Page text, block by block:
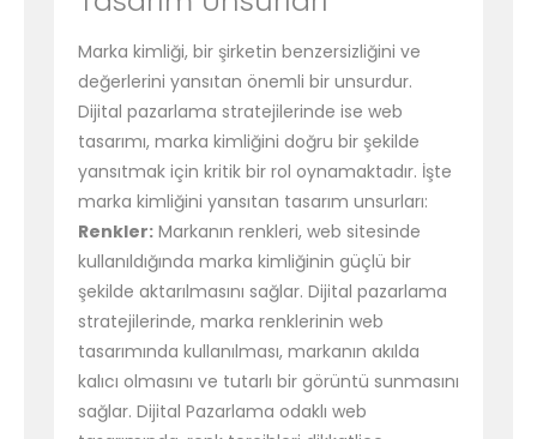
Marka kimliği, bir şirketin benzersizliğini ve
değerlerini yansıtan önemli bir unsurdur.
Dijital pazarlama stratejilerinde ise web
tasarımı, marka kimliğini doğru bir şekilde
yansıtmak için kritik bir rol oynamaktadır. İşte
marka kimliğini yansıtan tasarım unsurları:
Renkler: Markanın renkleri, web sitesinde
kullanıldığında marka kimliğinin güçlü bir
şekilde aktarılmasını sağlar. Dijital pazarlama
stratejilerinde, marka renklerinin web
tasarımında kullanılması, markanın akılda
kalıcı olmasını ve tutarlı bir görüntü sunmasını
sağlar. Dijital Pazarlama odaklı web